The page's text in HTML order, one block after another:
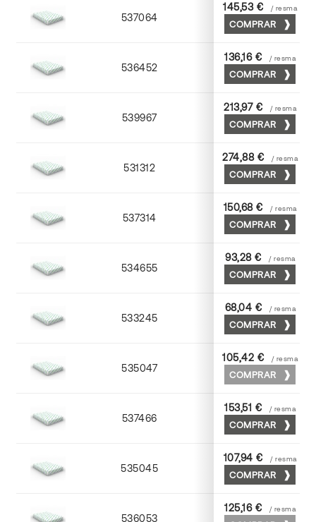
537064 63 x 88
145,53 € / resma
COMPRAR
536452 52 x 70
136,16 € / resma
COMPRAR
539967 65 x 90
213,97 € / resma
COMPRAR
531312 72 x 102
274,88 € / resma
COMPRAR
537314 72 x 102
150,68 € / resma
COMPRAR
534655 52 x 70
93,28 € / resma
COMPRAR
533245 45 x 64
68,04 € / resma
COMPRAR
535047 45 x 64
105,42 € / resma
COMPRAR
537466 65 x 90
153,51 € / resma
COMPRAR
535045 45 x 64
107,94 € / resma
COMPRAR
536053 53 x 75
125,16 € / resma